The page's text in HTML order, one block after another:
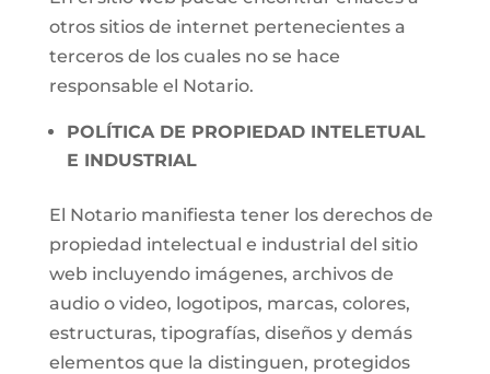
otros sitios de internet pertenecientes a
terceros de los cuales no se hace
responsable el Notario.
POLÍTICA DE PROPIEDAD INTELETUAL
E INDUSTRIAL
El Notario manifiesta tener los derechos de
propiedad intelectual e industrial del sitio
web incluyendo imágenes, archivos de
audio o video, logotipos, marcas, colores,
estructuras, tipografías, diseños y demás
elementos que la distinguen, protegidos